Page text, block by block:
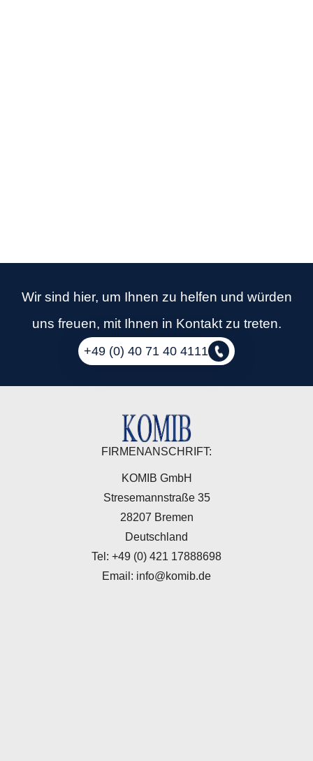
Wir sind hier, um Ihnen zu helfen und würden
uns freuen, mit Ihnen in Kontakt zu treten.
+49 (0) 40 71 40 4111
FIRMENANSCHRIFT:
KOMIB GmbH
Stresemannstraße 35
28207 Bremen
Deutschland
Tel: +49 (0) 421 17888698
Email: info@komib.de